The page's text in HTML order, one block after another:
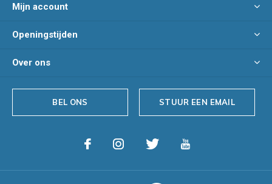
Mijn account
Openingstijden
Over ons
BEL ONS STUUR EEN EMAIL